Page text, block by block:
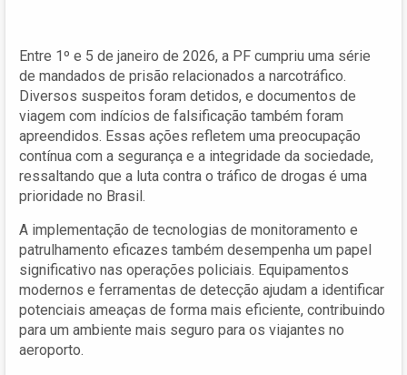
Entre 1º e 5 de janeiro de 2026, a PF cumpriu uma série
de mandados de prisão relacionados a narcotráfico.
Diversos suspeitos foram detidos, e documentos de
viagem com indícios de falsificação também foram
apreendidos. Essas ações refletem uma preocupação
contínua com a segurança e a integridade da sociedade,
ressaltando que a luta contra o tráfico de drogas é uma
prioridade no Brasil.
A implementação de tecnologias de monitoramento e
patrulhamento eficazes também desempenha um papel
significativo nas operações policiais. Equipamentos
modernos e ferramentas de detecção ajudam a identificar
potenciais ameaças de forma mais eficiente, contribuindo
para um ambiente mais seguro para os viajantes no
aeroporto.